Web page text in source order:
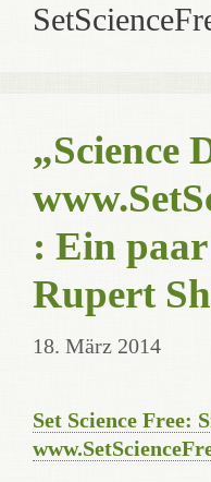
„Science
: Ein
Rupert
18. März 2014
Set Science Free: